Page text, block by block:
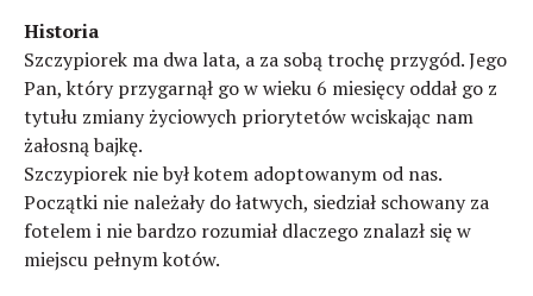
Historia
Szczypiorek ma dwa lata, a za sobą trochę przygód. Jego
Pan, który przygarnął go w wieku 6 miesięcy oddał go z
tytułu zmiany życiowych priorytetów wciskając nam
żałosną bajkę.
Szczypiorek nie był kotem adoptowanym od nas.
Początki nie należały do łatwych, siedział schowany za
fotelem i nie bardzo rozumiał dlaczego znalazł się w
miejscu pełnym kotów.